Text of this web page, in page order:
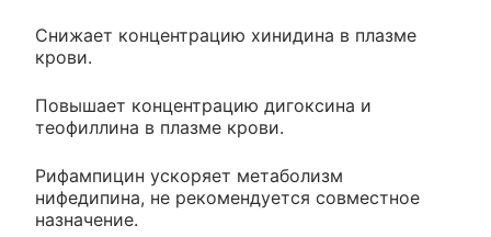
Снижает концентрацию хинидина в плазме
крови.
Повышает концентрацию дигоксина и
теофиллина в плазме крови.
Рифампицин ускоряет метаболизм
нифедипина, не рекомендуется совместное
назначение.